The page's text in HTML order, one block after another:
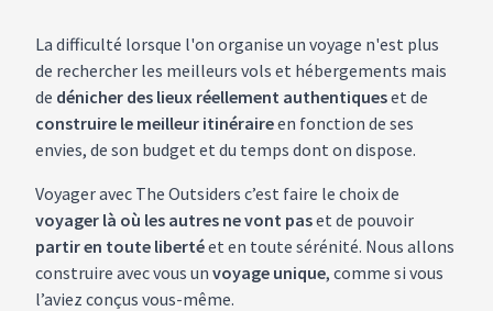
La difficulté lorsque l'on organise un voyage n'est plus
de rechercher les meilleurs vols et hébergements mais
de dénicher des lieux réellement authentiqueset de
construire le meilleur itinéraireen fonction de ses
envies, de son budget et du temps dont on dispose.
Voyager avec The Outsiders c’est faire le choix de
voyager là où les autres ne vont paset de pouvoir
partir en toute libertéet en toute sérénité. Nous allons
construire avec vous un voyage unique, comme si vous
l’aviez conçus vous-même.